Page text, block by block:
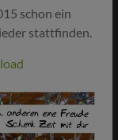
schon ein
stattfinden.